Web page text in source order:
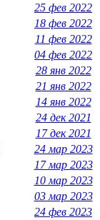
25 фев 2022
18 фев 2022
11 фев 2022
04 фев 2022
28 янв 2022
21 янв 2022
14 янв 2022
24 дек 2021
17 дек 2021
24 мар 2023
17 мар 2023
10 мар 2023
03 мар 2023
24 фев 2023